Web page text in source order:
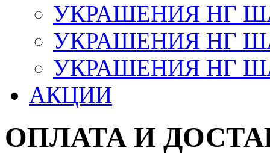
УКРАШЕНИЯ НГ
УКРАШЕНИЯ НГ
УКРАШЕНИЯ НГ
АКЦИИ
ОПЛАТА И